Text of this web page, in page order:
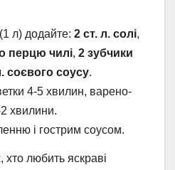
л) додайте: 2 ст. л. солі,
перцю чилі, 2 зубчики
соєвого соусу.
4-5 хвилин, варено-
хвилини.
і гострим соусом.
любить яскраві